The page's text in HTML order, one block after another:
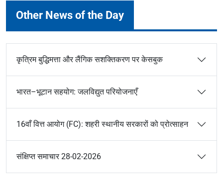
Other News of the Day
कृत्रिम बुद्धिमत्ता और लैंगिक सशक्तिकरण पर केसबुक
भारत–भूटान सहयोग: जलविद्युत परियोजनाएँ
16वाँ वित्त आयोग (FC): शहरी स्थानीय सरकारों को प्रोत्साहन
संक्षिप्त समाचार 28-02-2026